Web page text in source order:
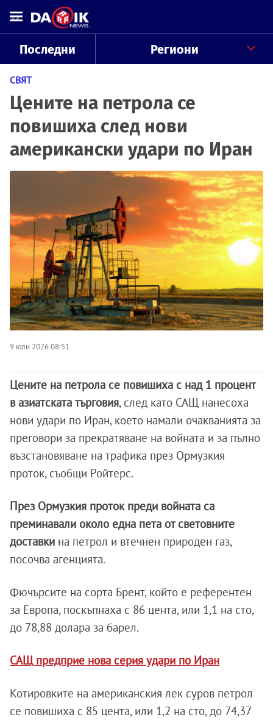
Последни Региони
СВЯТ
Цените на петрола се
повишиха след нови
американски удари по Иран
9 юли 2026 08:51
Цените на петрола се повишиха с над 1 процент
в азиатската търговия, след като САЩ нанесоха
нови удари по Иран, което намали очакванията за
преговори за прекратяване на войната и за пълно
възстановяване на трафика през Ормузкия
проток, съобщи Ройтерс.
През Ормузкия проток преди войната са
преминавали около една пета от световните
доставки на петрол и втечнен природен газ,
посочва агенцията.
Фючърсите на сорта Брент, който е референтен
за Европа, поскъпнаха с 86 цента, или 1,1 на сто,
до 78,88 долара за барел.
САЩ предприе нова серия удари по Иран
Котировките на американския лек суров петрол
се повишиха с 85 цента, или 1,2 на сто, до 74,37